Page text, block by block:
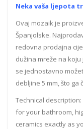
Neka vaša ljepota
Ovaj mozaik je
Španjolske.
redovna prodajna
dužina mreže na koju
se jednostavno
debljine 5 mm, što ga
Technical
for your bathroom,
ceramics exactly as